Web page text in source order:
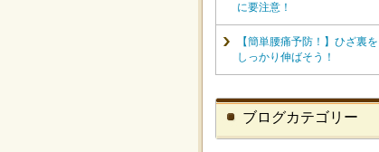
に要注意！
【簡単腰痛予防！】ひざ裏を
しっかり伸ばそう！
ブログカテゴリー